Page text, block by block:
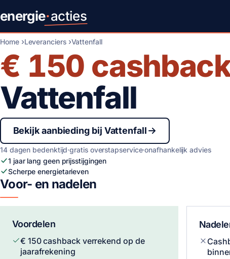
energie·acties
Home Leveranciers Vattenfall
€ 150
Vattenfall
Bekijk aanbieding bij Vattenfall
14 dagen bedenktijd·gratis overstapservice·onafhankelijk advies
1 jaar lang geen prijsstijgingen
Scherpe energietarieven
Voor- en nadelen
Voordelen
€ 150cashback verrekend op de
jaarafrekening